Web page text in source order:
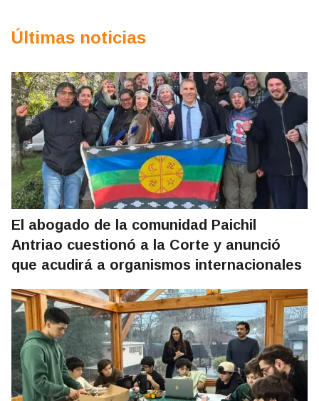
Últimas noticias
El abogado de la comunidad Paichil
Antriao cuestionó a la Corte y anunció
que acudirá a organismos internacionales